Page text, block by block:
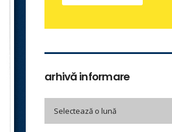
arhivă informare
informare
Selectează o lună